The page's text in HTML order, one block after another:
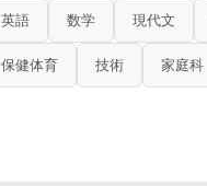
英語 数学 現代文
保健体育 技術 家庭科